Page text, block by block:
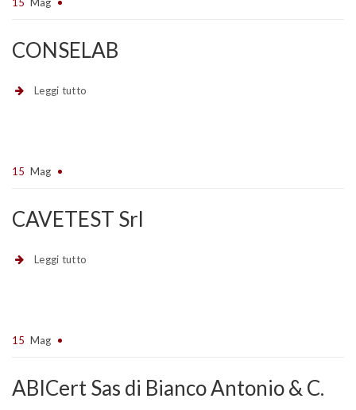
CONSELAB
Leggi tutto
15 Mag
CAVETEST Srl
Leggi tutto
15 Mag
ABICert Sas di Bianco Antonio & C.